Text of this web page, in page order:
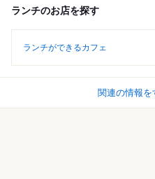
ランチのお店を探す
ランチができるカフェ
関連の情報